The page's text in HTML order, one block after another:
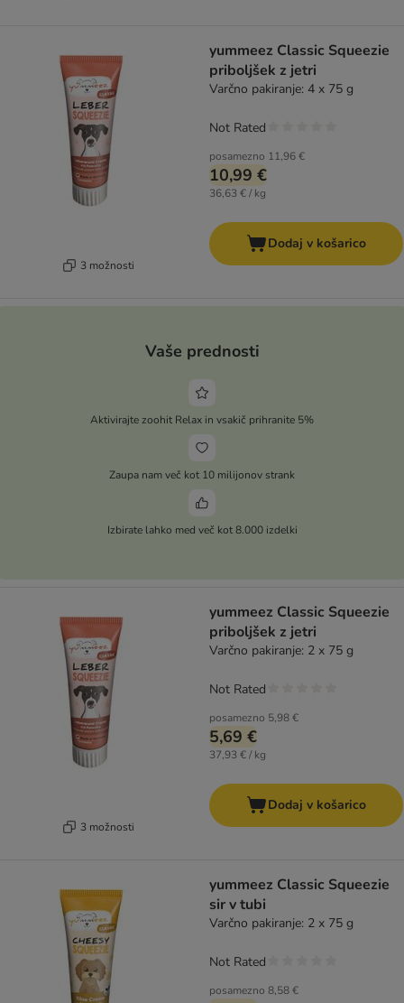
3 možnosti
yummeez Classic Squeezie
priboljšek z jetri
Varčno pakiranje: 4 x 75 g
posamezno 11,96 €
10,99 €
36,63 € / kg
Not Rated
Dodaj v košarico
Vaše prednosti
Aktivirajte zoohit Relax in vsakič prihranite 5%
Zaupa nam več kot 10 milijonov strank
Izbirate lahko med več kot 8.000 izdelki
3 možnosti
yummeez Classic Squeezie
priboljšek z jetri
Varčno pakiranje: 2 x 75 g
posamezno 5,98 €
5,69 €
37,93 € / kg
Not Rated
Dodaj v košarico
yummeez Classic Squeezie
sir v tubi
Varčno pakiranje: 2 x 75 g
posamezno 8,58 €
Not Rated